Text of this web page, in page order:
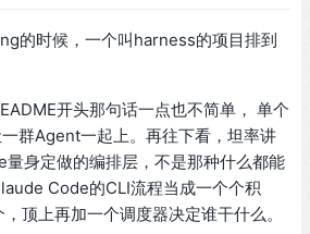
的时候，一个叫harness的项目排到
开头那句话一点也不简单， 单个
群Agent一起上。再往下看，坦率讲
身定做的编排层，不是那种什么都能
Code的CLI流程当成一个个积
顶上再加一个调度器决定谁干什么。